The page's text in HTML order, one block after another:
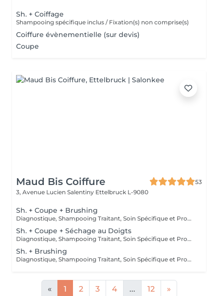
Sh. + Coiffage
Shampooing spécifique inclus / Fixation(s) non comprise(s)
Coiffure évènementielle (sur devis)
Coupe
Maud Bis Coiffure
53
3, Avenue Lucien Salentiny Ettelbruck L-9080
Sh. + Coupe + Brushing
Diagnostique, Shampooing Traitant, Soin Spécifique et Produits Coiffants inclus
Sh. + Coupe + Séchage au Doigts
Diagnostique, Shampooing Traitant, Soin Spécifique et Produits Coiffants inclus
Sh. + Brushing
Diagnostique, Shampooing Traitant, Soin Spécifique et Produits Coiffants inclus
« 1 2 3 4 ... 12 »